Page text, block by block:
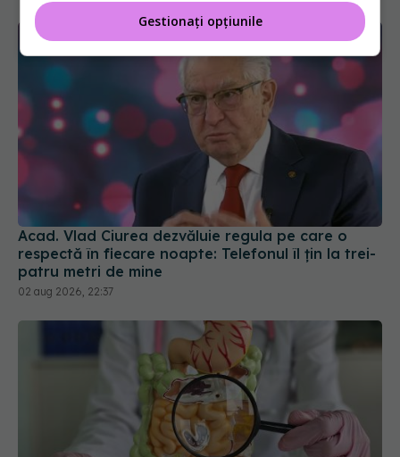
Acad. Vlad Ciurea dezvăluie regula pe care o
respectă în fiecare noapte: Telefonul îl țin la trei-
patru metri de mine
02 aug 2026, 22:37
Gestionați opțiunile